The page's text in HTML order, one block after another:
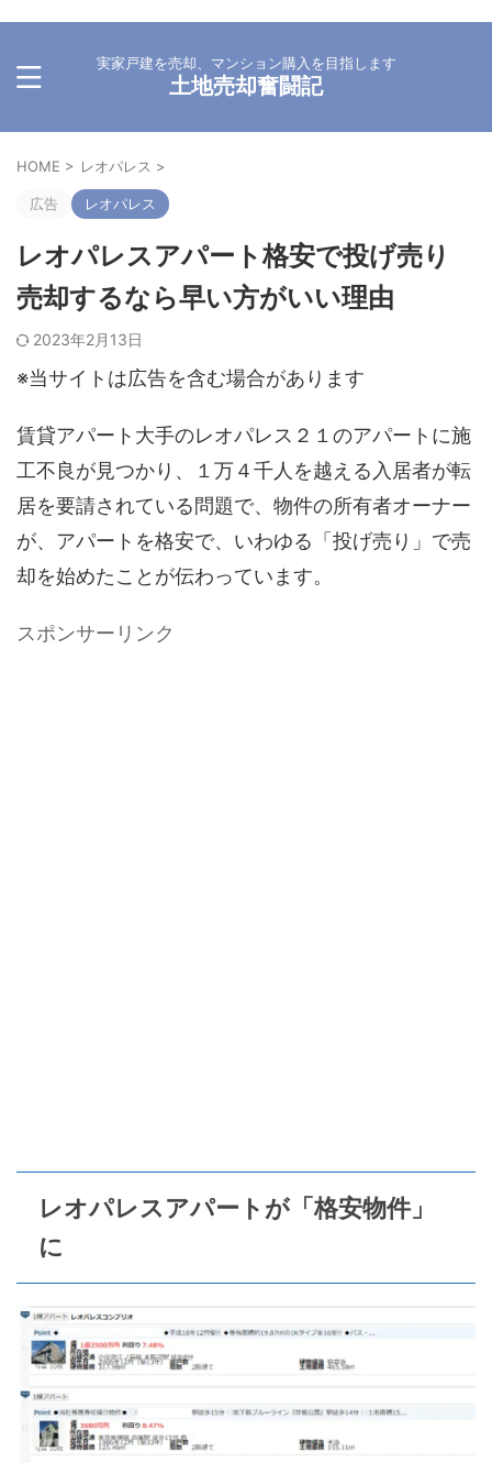
実家戸建を売却、マンション購入を目指します
土地売却奮闘記
HOME > レオパレス >
広告 レオパレス
レオパレスアパート格安で投げ売り
売却するなら早い方がいい理由
2023年2月13日
※当サイトは広告を含む場合があります
賃貸アパート大手のレオパレス２１のアパートに施
工不良が見つかり、１万４千人を越える入居者が転
居を要請されている問題で、物件の所有者オーナー
が、アパートを格安で、いわゆる「投げ売り」で売
却を始めたことが伝わっています。
スポンサーリンク
レオパレスアパートが「格安物件」
に